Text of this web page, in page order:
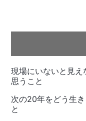
現場にいないと見
思うこと
次の20年をどう生
と